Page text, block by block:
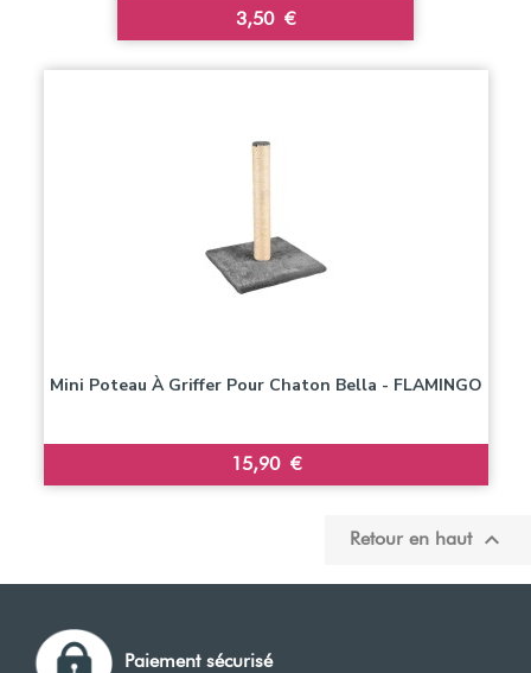
Prix
3,50 €
Mini Poteau À Griffer Pour Chaton Bella - FLAMINGO
Prix
15,90 €
Retour en haut 
Paiement sécurisé